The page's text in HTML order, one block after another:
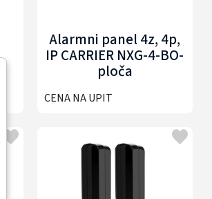
Alarmni panel 4z, 4p,
IP CARRIER NXG-4-BO-
ploča
CENA NA UPIT